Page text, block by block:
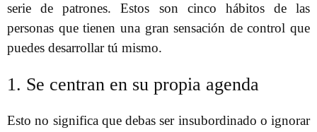
serie de patrones. Estos son cinco hábitos de las
personas que tienen una gran sensación de control que
puedes desarrollar tú mismo.
1. Se centran en su propia agenda
Esto no significa que debas ser insubordinado o ignorar